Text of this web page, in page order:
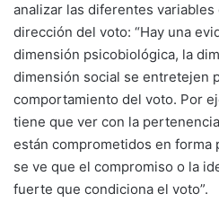
analizar las diferentes
dirección del voto: “Hay una
dimensión psicobiológica, la
dimensión social se entretejen
comportamiento del voto. Por
tiene que ver con la
están comprometidos en forma
se ve que el compromiso o la
fuerte que condiciona el voto”.